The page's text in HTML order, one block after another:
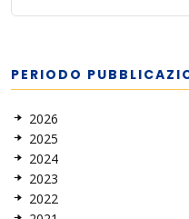
PERIODO
2026
2025
2024
2023
2022